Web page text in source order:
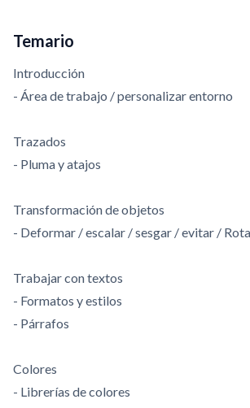
Temario
Introducción
- Área de trabajo / personalizar entorno
Trazados
- Pluma y atajos
Transformación de objetos
- Deformar / escalar / sesgar / evitar /
Trabajar con textos
- Formatos y estilos
- Párrafos
Colores
- Librerías de colores